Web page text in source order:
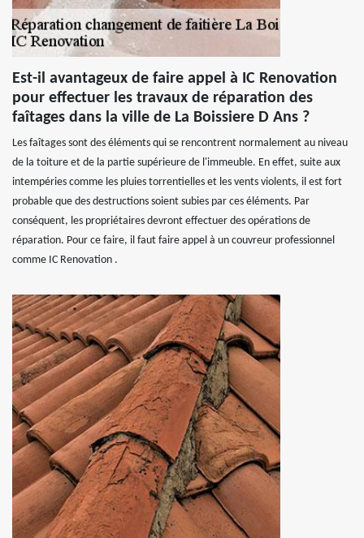
Est-il avantageux de faire appel à IC Renovation
pour effectuer les travaux de réparation des
faîtages dans la ville de La Boissiere D Ans ?
Les faîtages sont des éléments qui se rencontrent normalement au niveau
de la toiture et de la partie supérieure de l'immeuble. En effet, suite aux
intempéries comme les pluies torrentielles et les vents violents, il est fort
probable que des destructions soient subies par ces éléments. Par
conséquent, les propriétaires devront effectuer des opérations de
réparation. Pour ce faire, il faut faire appel à un couvreur professionnel
comme IC Renovation .